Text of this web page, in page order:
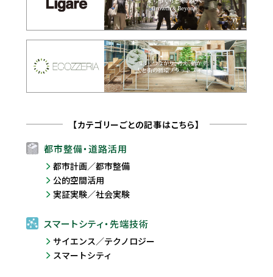
【カテゴリーごとの記事はこちら】
都市整備・道路活用
都市計画／都市整備
公的空間活用
実証実験／社会実験
スマートシティ・先端技術
サイエンス／テクノロジー
スマートシティ